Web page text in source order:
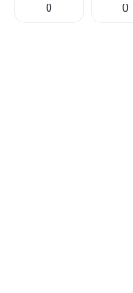
0 0